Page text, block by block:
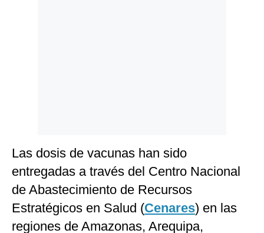
Las dosis de vacunas han sido
entregadas a través del Centro Nacional
de Abastecimiento de Recursos
Estratégicos en Salud (Cenares) en las
regiones de Amazonas, Arequipa,